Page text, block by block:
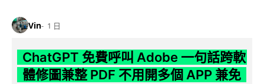
Vin 1 日
ChatGPT 免費呼叫 Adobe 一句話跨軟
體修圖兼整 PDF 不用開多個 APP 兼免